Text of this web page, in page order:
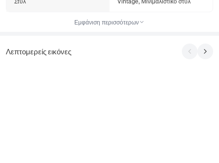
Εμφάνιση περισσότερων
Λεπτομερείς εικόνες